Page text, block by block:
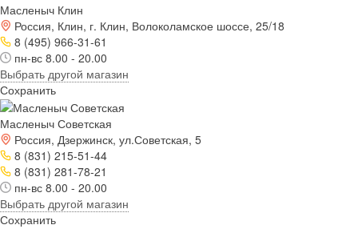
Масленыч Клин
Россия, Клин, г. Клин, Волоколамское шоссе, 25/18
8 (495) 966-31-61
пн-вс 8.00 - 20.00
Выбрать другой магазин
Сохранить
Масленыч Советская
Россия, Дзержинск, ул.Советская, 5
8 (831) 215-51-44
8 (831) 281-78-21
пн-вс 8.00 - 20.00
Выбрать другой магазин
Сохранить